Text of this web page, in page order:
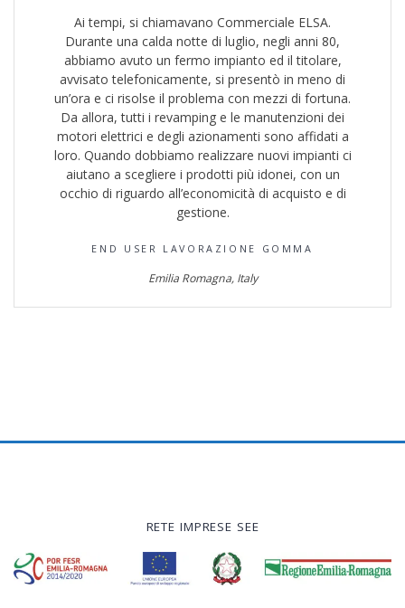
Ai tempi, si chiamavano Commerciale ELSA.
Durante una calda notte di luglio, negli anni 80,
abbiamo avuto un fermo impianto ed il titolare,
avvisato telefonicamente, si presentò in meno di
un’ora e ci risolse il problema con mezzi di fortuna.
Da allora, tutti i revamping e le manutenzioni dei
motori elettrici e degli azionamenti sono affidati a
loro. Quando dobbiamo realizzare nuovi impianti ci
aiutano a scegliere i prodotti più idonei, con un
occhio di riguardo all’economicità di acquisto e di
gestione.
END USER LAVORAZIONE GOMMA
Emilia Romagna, Italy
RETE IMPRESE SEE